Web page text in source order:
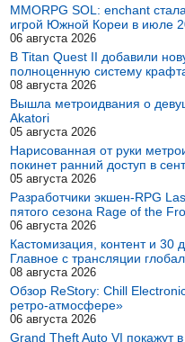
MMORPG SOL: enchant
игрой Южной Кореи в июле
06 августа 2026
В Titan Quest II добавили
полноценную систему
08 августа 2026
Вышла метроидвания о
Akatori
05 августа 2026
Нарисованная от руки
покинет ранний доступ в
05 августа 2026
Разработчики экшен-RPG
пятого сезона Rage of the
06 августа 2026
Кастомизация, контент и
Главное с трансляции
08 августа 2026
Обзор ReStory: Chill
ретро-атмосфере»
06 августа 2026
Grand Theft Auto VI покажут